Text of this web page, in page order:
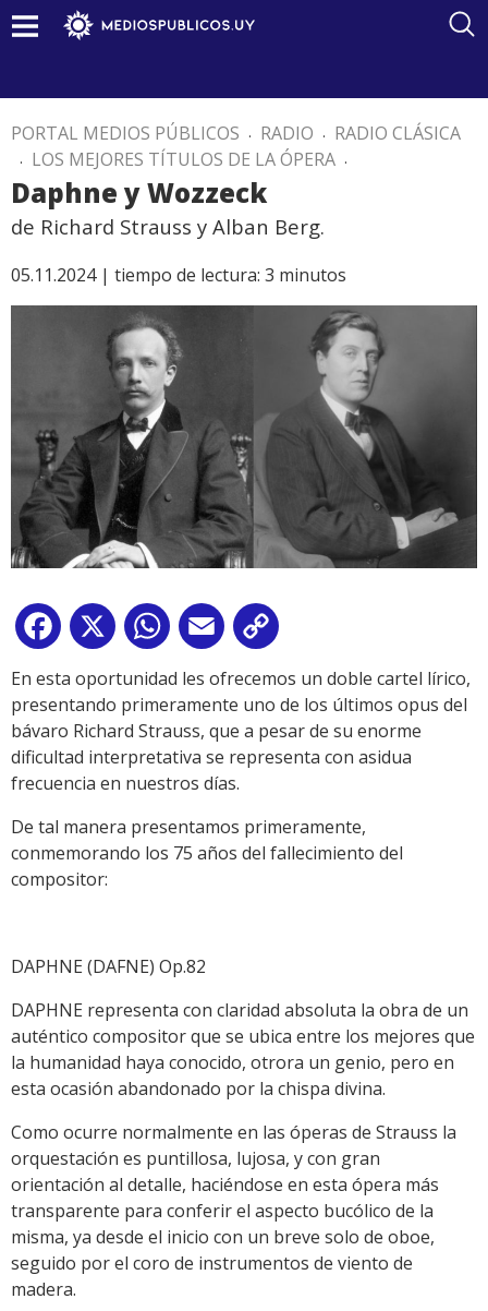
PORTAL MEDIOS PÚBLICOS . RADIO . RADIO CLÁSICA
. LOS MEJORES TÍTULOS DE LA ÓPERA .
Daphne y Wozzeck
de Richard Strauss y Alban Berg.
05.11.2024 | tiempo de lectura: 3 minutos
Facebook
X WhatsApp
Email
Link
En esta oportunidad les ofrecemos un doble cartel lírico,
presentando primeramente uno de los últimos opus del
bávaro Richard Strauss, que a pesar de su enorme
dificultad interpretativa se representa con asidua
frecuencia en nuestros días.
De tal manera presentamos primeramente,
conmemorando los 75 años del fallecimiento del
compositor:
DAPHNE (DAFNE) Op.82
DAPHNE representa con claridad absoluta la obra de un
auténtico compositor que se ubica entre los mejores que
la humanidad haya conocido, otrora un genio, pero en
esta ocasión abandonado por la chispa divina.
Como ocurre normalmente en las óperas de Strauss la
orquestación es puntillosa, lujosa, y con gran
orientación al detalle, haciéndose en esta ópera más
transparente para conferir el aspecto bucólico de la
misma, ya desde el inicio con un breve solo de oboe,
seguido por el coro de instrumentos de viento de
madera.